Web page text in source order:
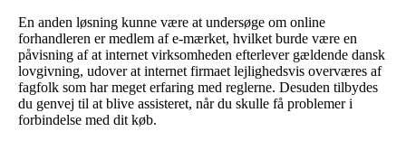
En anden løsning kunne være at undersøge om online
forhandleren er medlem af e-mærket, hvilket burde være en
påvisning af at internet virksomheden efterlever gældende dansk
lovgivning, udover at internet firmaet lejlighedsvis overværes af
fagfolk som har meget erfaring med reglerne. Desuden tilbydes
du genvej til at blive assisteret, når du skulle få problemer i
forbindelse med dit køb.